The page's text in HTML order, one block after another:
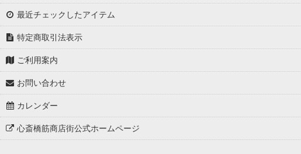
最近チェックしたアイテム
特定商取引法表示
ご利用案内
お問い合わせ
カレンダー
心斎橋筋商店街公式ホームページ